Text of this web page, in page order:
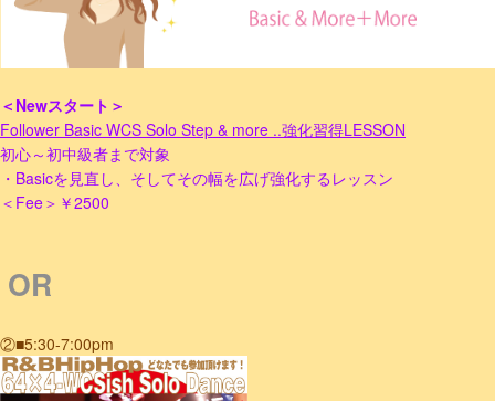
＜Newスタート＞
Follower Basic WCS Solo Step & more ..強化習得LESSON
初心～初中級者まで対象
・Basicを見直し、そしてその幅を広げ強化するレッスン
＜Fee＞￥2500
OR
②■5:30-7:00pm